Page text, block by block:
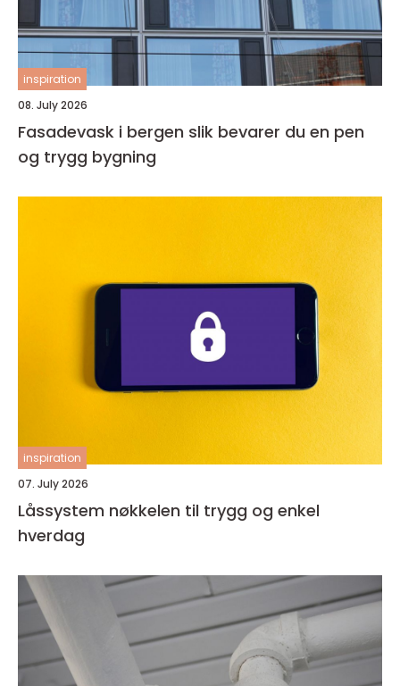
inspiration
08. July 2026
Fasadevask i bergen slik bevarer du en pen
og trygg bygning
inspiration
07. July 2026
Låssystem nøkkelen til trygg og enkel
hverdag